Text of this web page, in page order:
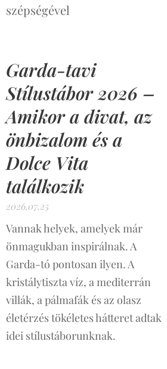
szépségével
Garda-tavi
Stílustábor 2026 –
Amikor a divat, az
önbizalom és a
Dolce Vita
találkozik
2026.07.25
Vannak helyek, amelyek már
önmagukban inspirálnak. A
Garda-tó pontosan ilyen. A
kristálytiszta víz, a mediterrán
villák, a pálmafák és az olasz
életérzés tökéletes hátteret adtak
idei stílustáborunknak.